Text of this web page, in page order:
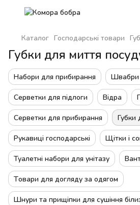
Каталог Господарські товари
Губки для миття
Набори для прибирання Швабри
Серветки для підлоги Відра
Серветки для прибирання Губки
Рукавиці господарські Щітки і
Туалетні набори для унітазу
Товари для догляду за одягом
Шнури та прищіпки для сушіння